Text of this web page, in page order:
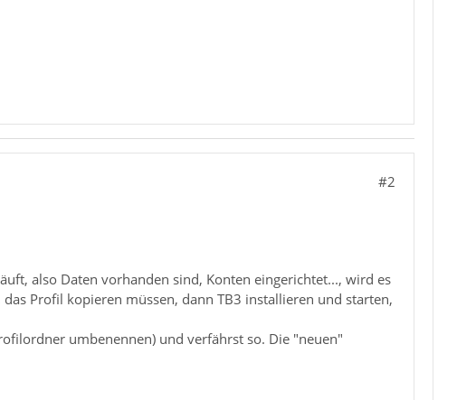
#2
also Daten vorhanden sind, Konten eingerichtet..., wird es
Profil kopieren müssen, dann TB3 installieren und starten,
umbenennen) und verfährst so. Die "neuen"